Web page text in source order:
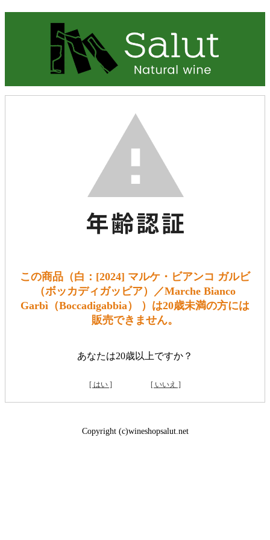
この商品（白：[2024] マルケ・ビアンコ ガルビ
（ボッカディガッビア）／Marche Bianco
Garbì（Boccadigabbia） ）は20歳未満の方には
販売できません。
あなたは20歳以上ですか？
[ はい ] [ いいえ ]
Copyright (c)wineshopsalut.net